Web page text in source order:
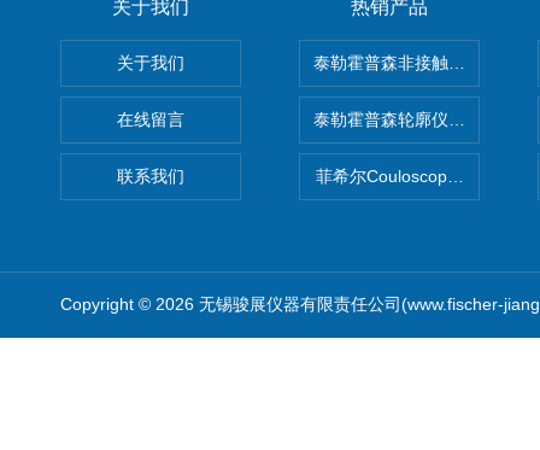
关于我们
关于我们
在线留言
联系我们
热销产品
泰勒霍普森非接触式轮廓仪
泰勒霍普森轮廓仪|TAYLOR
菲希尔Couloscope CMS2电
Copyright © 2026 无锡骏展仪器有限责任公司(www.fischer-